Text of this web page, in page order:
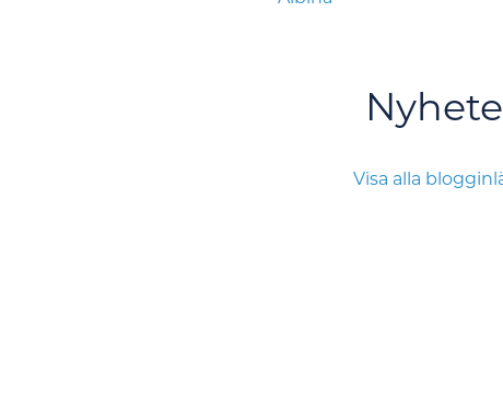
Visa alla